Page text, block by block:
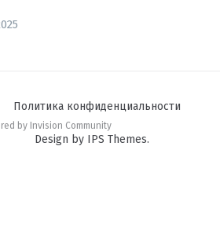
Политика конфиденциальности
by Invision Community
Design by IPS Themes.